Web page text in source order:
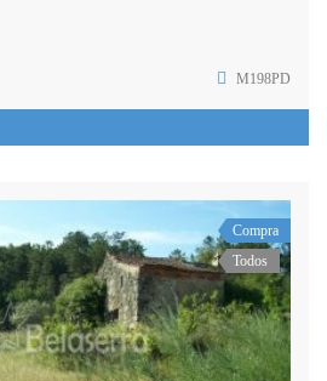
M198PD
Compra
Todos